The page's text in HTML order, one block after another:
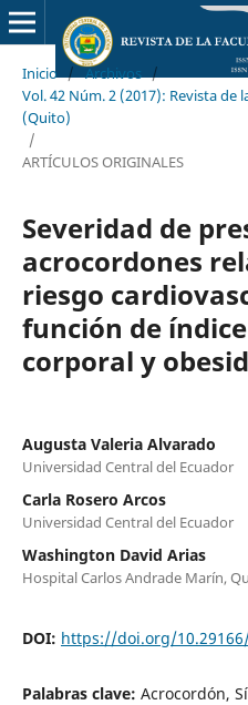
Inicio / Archivos /
Vol. 42 Núm. 2 (2017): Revista de
(Quito)
/
ARTÍCULOS ORIGINALES
Severidad de
acrocordones
riesgo
función de
corporal y
Augusta Valeria Alvarado
Universidad Central del Ecuador
Carla Rosero Arcos
Universidad Central del Ecuador
Washington David Arias
Hospital Carlos Andrade Marín,
DOI: https://doi.org/
Palabras clave: Acrocordón,